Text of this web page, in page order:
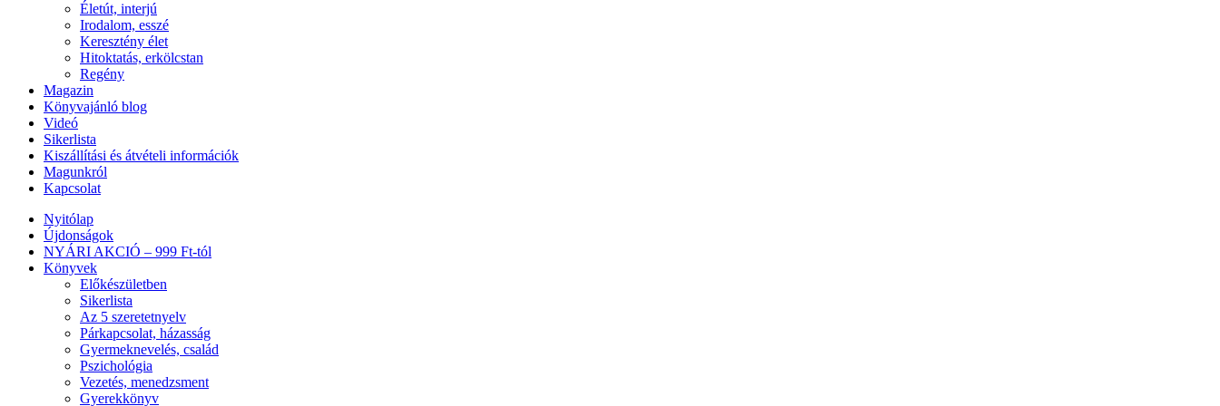
Életút, interjú
Irodalom, esszé
Keresztény élet
Hitoktatás, erkölcstan
Regény
Magazin
Könyvajánló blog
Videó
Sikerlista
Kiszállítási és átvételi információk
Magunkról
Kapcsolat
Nyitólap
Újdonságok
NYÁRI AKCIÓ – 999 Ft-tól
Könyvek
Előkészületben
Sikerlista
Az 5 szeretetnyelv
Párkapcsolat, házasság
Gyermeknevelés, család
Pszichológia
Vezetés, menedzsment
Gyerekkönyv